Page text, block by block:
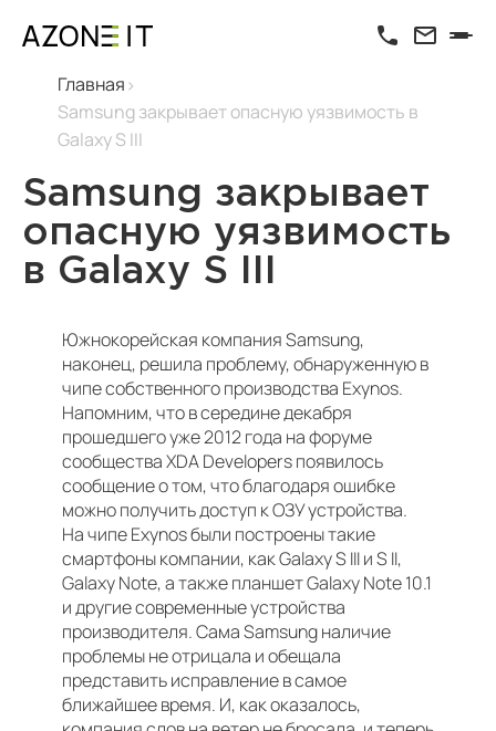
Главная
Samsung закрывает опасную уязвимость в
Galaxy S III
Samsung закрывает
опасную уязвимость
в Galaxy S III
Южнокорейская компания Samsung,
наконец, решила проблему, обнаруженную в
чипе собственного производства Exynos.
Напомним, что в середине декабря
прошедшего уже 2012 года на форуме
сообщества XDA Developers появилось
сообщение о том, что благодаря ошибке
можно получить доступ к ОЗУ устройства.
На чипе Exynos были построены такие
смартфоны компании, как Galaxy S III и S II,
Galaxy Note, а также планшет Galaxy Note 10.1
и другие современные устройства
производителя. Сама Samsung наличие
проблемы не отрицала и обещала
представить исправление в самое
ближайшее время. И, как оказалось,